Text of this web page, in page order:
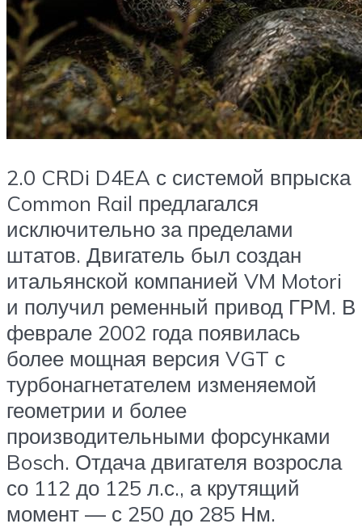
2.0 CRDi D4EA с системой впрыска
Common Rail предлагался
исключительно за пределами
штатов. Двигатель был создан
итальянской компанией VM Motori
и получил ременный привод ГРМ. В
феврале 2002 года появилась
более мощная версия VGT с
турбонагнетателем изменяемой
геометрии и более
производительными форсунками
Bosch. Отдача двигателя возросла
со 112 до 125 л.с., а крутящий
момент — с 250 до 285 Нм.